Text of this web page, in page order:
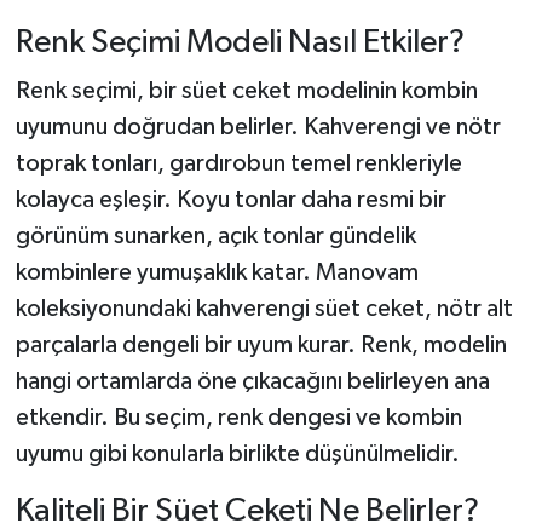
Renk Seçimi Modeli Nasıl Etkiler?
Renk seçimi, bir süet ceket modelinin kombin
uyumunu doğrudan belirler. Kahverengi ve nötr
toprak tonları, gardırobun temel renkleriyle
kolayca eşleşir. Koyu tonlar daha resmi bir
görünüm sunarken, açık tonlar gündelik
kombinlere yumuşaklık katar. Manovam
koleksiyonundaki kahverengi süet ceket, nötr alt
parçalarla dengeli bir uyum kurar. Renk, modelin
hangi ortamlarda öne çıkacağını belirleyen ana
etkendir. Bu seçim, renk dengesi ve kombin
uyumu gibi konularla birlikte düşünülmelidir.
Kaliteli Bir Süet Ceketi Ne Belirler?